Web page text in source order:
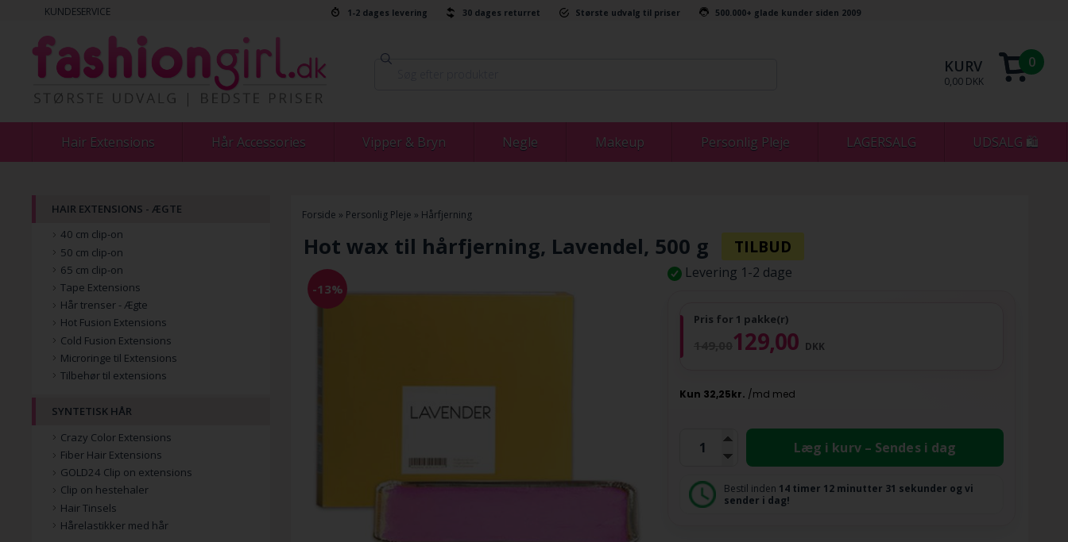
KUNDESERVICE 1-2 dages levering 30 dages returret Største udvalg til priser 500.000+ glade kunder siden 2009
KURV
0,00 DKK
0
Hair Extensions Hår Accessories Vipper & Bryn Negle Makeup Personlig Pleje LAGERSALG UDSALG 🛍
Forside » Personlig Pleje » Hårfjerning
Hot wax til hårfjerning, Lavendel, 500 g
-13%
Levering 1-2 dage
Pris for 1 pakke(r)
129,00 DKK
Læg i kurv – Sendes i dag
Bestil inden 14 timer 12 minutter 30 sekunder og vi
sender i dag!
HAIR EXTENSIONS - ÆGTE
40 cm clip-on
50 cm clip-on
65 cm clip-on
Tape Extensions
Hår trenser - Ægte
Hot Fusion Extensions
Cold Fusion Extensions
Microringe til Extensions
Tilbehør til extensions
SYNTETISK HÅR
Crazy Color Extensions
Fiber Hair Extensions
GOLD24 Clip on extensions
Clip on hestehaler
Hair Tinsels
Hårelastikker med hår